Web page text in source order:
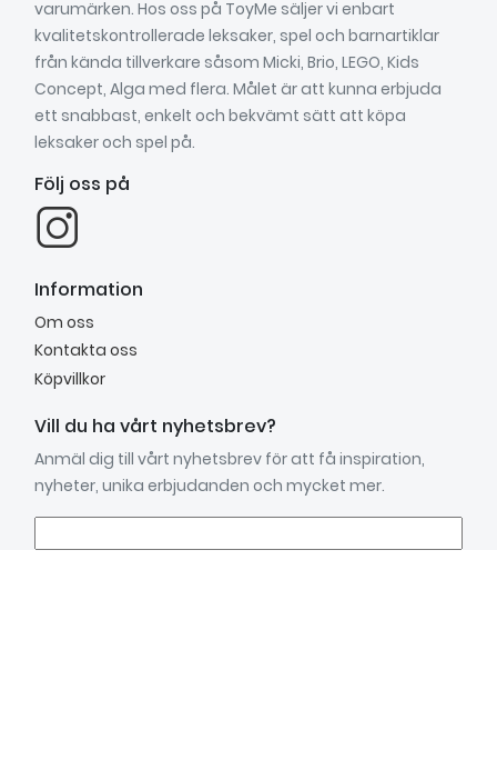
varumärken. Hos oss på ToyMe säljer vi enbart
kvalitetskontrollerade leksaker, spel och barnartiklar
från kända tillverkare såsom Micki, Brio, LEGO, Kids
Concept, Alga med flera. Målet är att kunna erbjuda
ett snabbast, enkelt och bekvämt sätt att köpa
leksaker och spel på.
Följ oss på
Information
Om oss
Kontakta oss
Köpvillkor
Vill du ha vårt nyhetsbrev?
Anmäl dig till vårt nyhetsbrev för att få inspiration,
nyheter, unika erbjudanden och mycket mer.